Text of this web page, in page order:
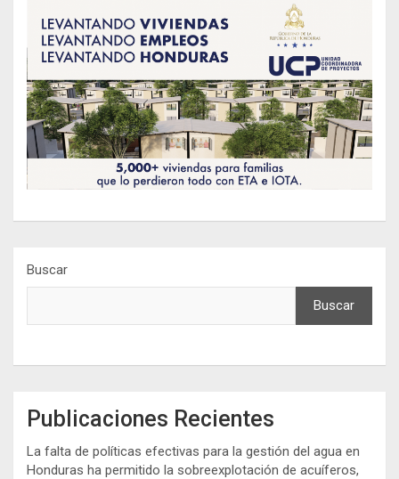
Buscar
Buscar
Publicaciones Recientes
La falta de políticas efectivas para la gestión del agua en
Honduras ha permitido la sobreexplotación de acuíferos,